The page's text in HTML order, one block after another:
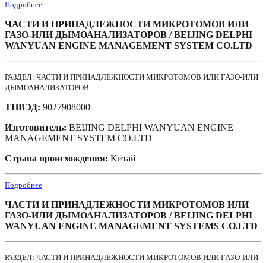
Подробнее
ЧАСТИ И ПРИНАДЛЕЖНОСТИ МИКРОТОМОВ ИЛИ
ГАЗО-ИЛИ ДЫМОАНАЛИЗАТОРОВ / BEIJING DELPHI
WANYUAN ENGINE MANAGEMENT SYSTEM CO.LTD
РАЗДЕЛ: ЧАСТИ И ПРИНАДЛЕЖНОСТИ МИКРОТОМОВ ИЛИ ГАЗО-ИЛИ
ДЫМОАНАЛИЗАТОРОВ...
ТНВЭД: 9027908000
Изготовитель: BEIJING DELPHI WANYUAN ENGINE
MANAGEMENT SYSTEM CO.LTD
Страна происхождения: Китай
Подробнее
ЧАСТИ И ПРИНАДЛЕЖНОСТИ МИКРОТОМОВ ИЛИ
ГАЗО-ИЛИ ДЫМОАНАЛИЗАТОРОВ / BEIJING DELPHI
WANYUAN ENGINE MANAGEMENT SYSTEMS CO.LTD
РАЗДЕЛ: ЧАСТИ И ПРИНАДЛЕЖНОСТИ МИКРОТОМОВ ИЛИ ГАЗО-ИЛИ